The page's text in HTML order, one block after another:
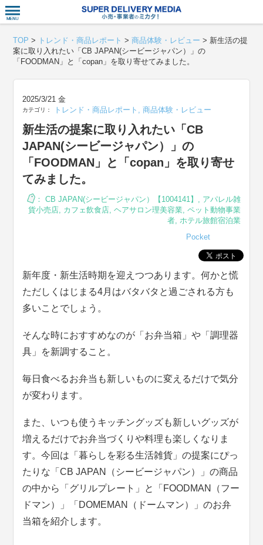
TOP > トレンド・商品レポート >商品体験・レビュー > 新生活の提
案に取り入れたい「CB JAPAN(シービージャパン）」の
「FOODMAN」と「copan」を取り寄せてみました。
2025/3/21 金
カテゴリ： トレンド・商品レポート ,商品体験・レビュー
新生活の提案に取り入れたい「CB
JAPAN(シービージャパン）」の
「FOODMAN」と「copan」を取り寄せ
てみました。
： CB JAPAN(シービージャパン）【1004141】 , アパレル雑
貨小売店, カフェ飲食店, ヘアサロン理美容業, ペット動物事業
者, ホテル旅館宿泊業
Pocket
新年度・新生活時期を迎えつつあります。何かと慌
ただしくはじまる4月はバタバタと過ごされる方も
多いことでしょう。
そんな時におすすめなのが「お弁当箱」や「調理器
具」を新調すること。
毎日食べるお弁当も新しいものに変えるだけで気分
が変わります。
また、いつも使うキッチングッズも新しいグッズが
増えるだけでお弁当づくりや料理も楽しくなりま
す。今回は「暮らしを彩る生活雑貨」の提案にぴっ
たりな「CB JAPAN（シービージャパン）」の商品
の中から「グリルプレート」と「FOODMAN（フー
ドマン）」「DOMEMAN（ドームマン）」のお弁
当箱を紹介します。